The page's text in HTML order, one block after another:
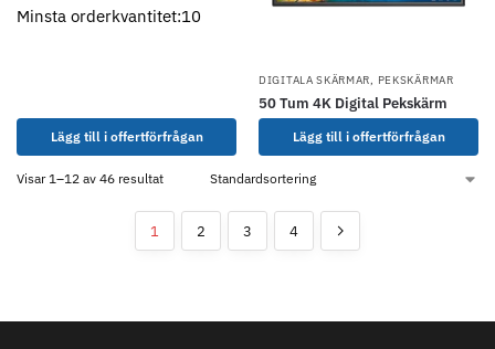
Minsta orderkvantitet:10
Lägg till i offertförfrågan
DIGITALA SKÄRMAR, PEKSKÄRMAR
50 Tum 4K Digital Pekskärm
Lägg till i offertförfrågan
Visar 1–12 av 46 resultat
1 2 3 4